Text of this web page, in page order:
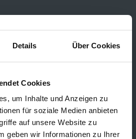
Details Über Cookies
Cookies
um Inhalte und Anzeigen zu
für soziale Medien anbieten
auf unsere Website zu
geben wir Informationen zu Ihrer